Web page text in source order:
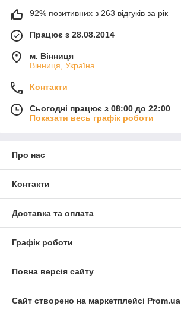
92% позитивних з 263 відгуків за рік
Працює з 28.08.2014
м. Вінниця
Вінниця, Україна
Контакти
Сьогодні працює з 08:00 до 22:00
Показати весь графік роботи
Про нас
Контакти
Доставка та оплата
Графік роботи
Повна версія сайту
Сайт створено на маркетплейсі Prom.ua